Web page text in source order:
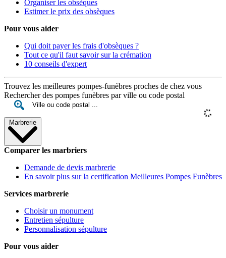
Organiser les obsèques
Estimer le prix des obsèques
Pour vous aider
Qui doit payer les frais d'obsèques ?
Tout ce qu'il faut savoir sur la crémation
10 conseils d'expert
Trouvez les meilleures pompes-funèbres proches de chez vous
Rechercher des pompes funèbres par ville ou code postal
Marbrerie
Comparer les marbriers
Demande de devis marbrerie
En savoir plus sur la certification Meilleures Pompes Funèbres
Services marbrerie
Choisir un monument
Entretien sépulture
Personnalisation sépulture
Pour vous aider